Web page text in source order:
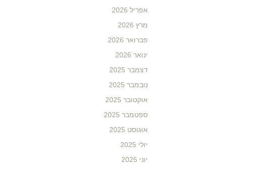
אפריל 2026
מרץ 2026
פברואר 2026
ינואר 2026
דצמבר 2025
נובמבר 2025
אוקטובר 2025
ספטמבר 2025
אוגוסט 2025
יולי 2025
יוני 2025